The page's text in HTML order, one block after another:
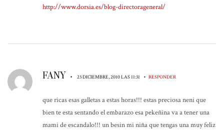
http://www.dorsia.es/blog-directorageneral/
FANY • 23 DICIEMBRE, 2010 LAS 11:31 • RESPONDER
que ricas esas galletas a estas horas!!! estas preciosa neni que
bien te esta sentando el embarazo esa pekeñina va a tener una
mami de escandalo!!! un besin mi niña que tengas una muy feliz